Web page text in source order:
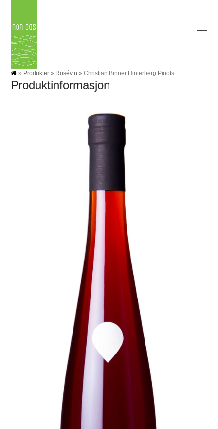
content
» Produkter » Rosévin »Christian Binner Hinterberg Pinots
Produktinformasjon